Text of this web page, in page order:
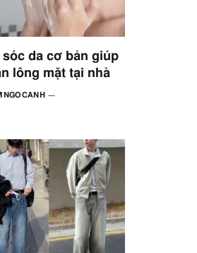
da cơ bản giúp
lông mặt tại nhà